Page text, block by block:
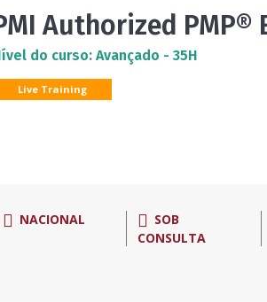
Authorized PMP®
do curso: Avançado - 35H
Live Training
NACIONAL
SOB
CONSULTA